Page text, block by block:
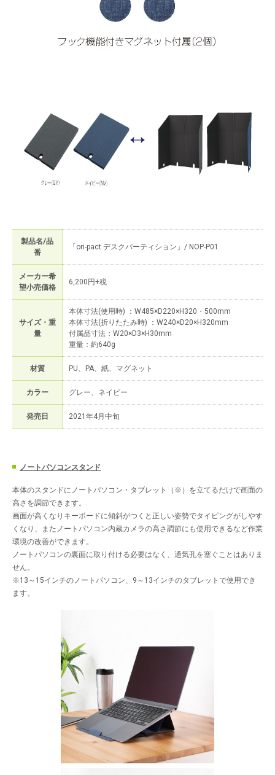
製品名/品
番
「ori-pact デスクパーティション」/ NOP-P01
メーカー希
望小売価格
6,200円+税
サイズ・重
量
本体寸法(使用時) ：W485×D220×H320・500mm
本体寸法(折りたたみ時) ：W240×D20×H320mm
付属品寸法：W20×D3×H30mm
重量：約640g
材質 PU、PA、紙、マグネット
カラー グレー、ネイビー
発売日 2021年4月中旬
ノートパソコンスタンド
本体のスタンドにノートパソコン・タブレット（※）を立てるだけで画面の
高さを調節できます。
画面が高くなりキーボードに傾斜がつくと正しい姿勢でタイピングがしやす
くなり、またノートパソコン内蔵カメラの高さ調節にも使用できるなど作業
環境の改善ができます。
ノートパソコンの裏面に取り付ける必要はなく、通気孔を塞ぐことはありま
せん。
※13～15インチのノートパソコン、9～13インチのタブレットで使用でき
ます。